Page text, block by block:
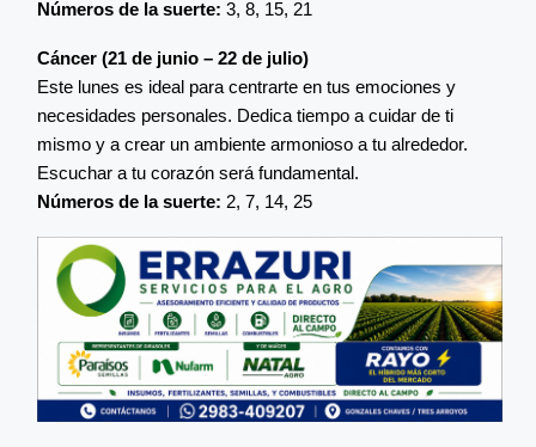
Números de la suerte: 3, 8, 15, 21
Cáncer (21 de junio – 22 de julio)
Este lunes es ideal para centrarte en tus emociones y
necesidades personales. Dedica tiempo a cuidar de ti
mismo y a crear un ambiente armonioso a tu alrededor.
Escuchar a tu corazón será fundamental.
Números de la suerte: 2, 7, 14, 25